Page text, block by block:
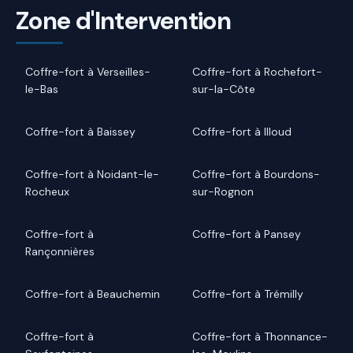
Zone d'Intervention
Coffre-fort à Verseilles-
le-Bas
Coffre-fort à Rochefort-
sur-la-Côte
Coffre-fort à Baissey Coffre-fort à Illoud
Coffre-fort à Noidant-le-
Rocheux
Coffre-fort à Bourdons-
sur-Rognon
Coffre-fort à
Rançonnières
Coffre-fort à Pansey
Coffre-fort à Beauchemin Coffre-fort à Trémilly
Coffre-fort à
Coffre-fort à Thonnance-